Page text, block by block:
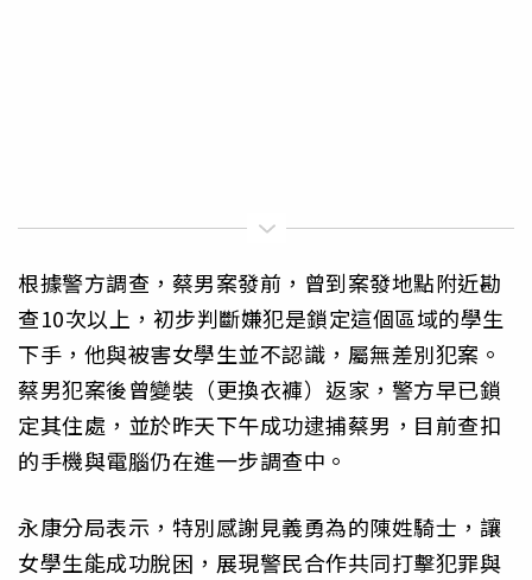
根據警方調查，蔡男案發前，曾到案發地點附近勘
查10次以上，初步判斷嫌犯是鎖定這個區域的學生
下手，他與被害女學生並不認識，屬無差別犯案。
蔡男犯案後曾變裝（更換衣褲）返家，警方早已鎖
定其住處，並於昨天下午成功逮捕蔡男，目前查扣
的手機與電腦仍在進一步調查中。
永康分局表示，特別感謝見義勇為的陳姓騎士，讓
女學生能成功脫困，展現警民合作共同打擊犯罪與